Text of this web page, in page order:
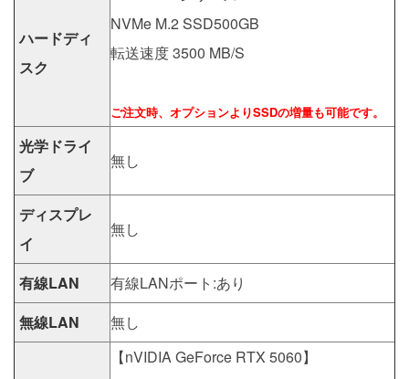
ハードディ
スク
NVMe M.2 SSD500GB
転送速度 3500 MB/S
ご注文時、オプションよりSSDの増量も可能です。
光学ドライ
ブ
無し
ディスプレ
イ
無し
有線LAN
有線LANポート:あり
無線LAN
無し
【nVIDIA GeForce RTX 5060】